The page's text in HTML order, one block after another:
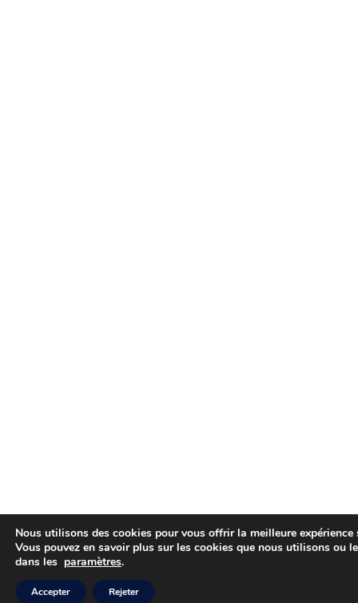
Nous utilisons des cookies pour vous offrir la meilleure expérience
Vous pouvez en savoir plus sur les cookies que nous utilisons ou
dans les paramètres.
Accepter Rejeter